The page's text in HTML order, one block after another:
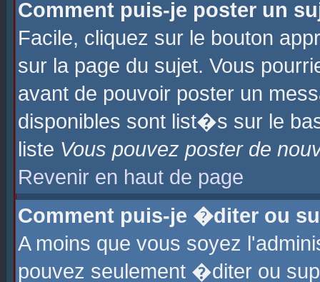
Comment puis-je poster un
Facile, cliquez sur le bouton
sur la page du sujet. Vous
avant de pouvoir poster un
disponibles sont list�s sur le
liste Vous pouvez poster de
Revenir en haut de page
Comment puis-je �diter ou
A moins que vous soyez
pouvez seulement �diter ou